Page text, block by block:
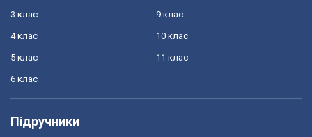
3 клас
4 клас
5 клас
6 клас
9 клас
10 клас
11 клас
Підручники